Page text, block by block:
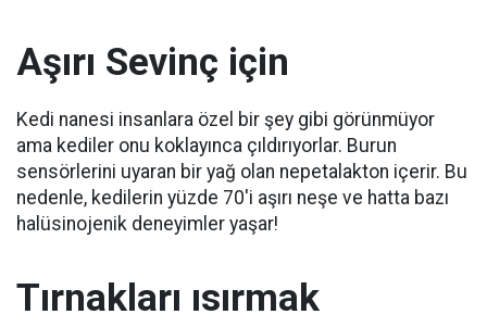
Aşırı Sevinç için
Kedi nanesi insanlara özel bir şey gibi görünmüyor
ama kediler onu koklayınca çıldırıyorlar. Burun
sensörlerini uyaran bir yağ olan nepetalakton içerir. Bu
nedenle, kedilerin yüzde 70'i aşırı neşe ve hatta bazı
halüsinojenik deneyimler yaşar!
Tırnakları ısırmak